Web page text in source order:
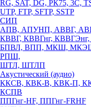
RG, SAT, DG, РК75, 3С,
UTP, FTP, SFTP, SSTP
СИП
АПВ, АПУНП, АВВГ,
КВВГ, КВВГнг,
БПВЛ, ВПП, МКШ,
РПШ,
ШТЛ, ШТЛП
Акустический (аудио)
ККСВ, КВК-В, КВК-П,
КСПВ
ППГнг-HF, ППГнг-FRHF